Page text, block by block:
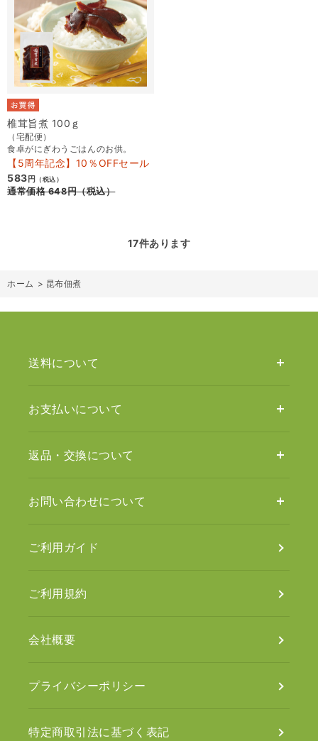
椎茸旨煮 100ｇ
（宅配便）
食卓がにぎわうごはんのお供。
【5周年記念】10％OFFセール
583 円 （税込）
通常価格648円（税込）
17件あります
ホーム > 昆布佃煮
送料について
お支払いについて
返品・交換について
お問い合わせについて
ご利用ガイド
ご利用規約
会社概要
プライバシーポリシー
特定商取引法に基づく表記